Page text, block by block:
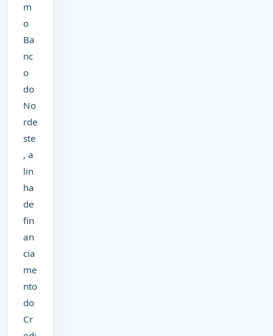
m
o
Ba
nc
o
do
No
rde
ste
, a
lin
ha
de
fin
an
cia
me
nto
do
Cr